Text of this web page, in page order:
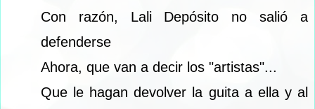
Con razón, Lali Depósito no salió a
defenderse
Ahora, que van a decir los "artistas"...
Que le hagan devolver la guita a ella y al